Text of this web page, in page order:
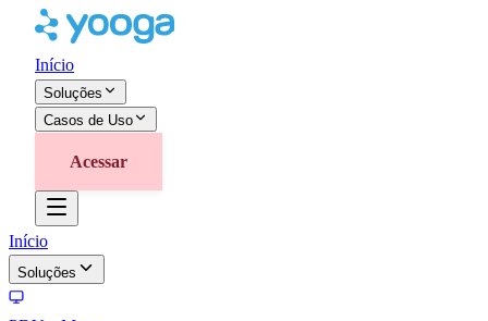
Início
Soluções
Casos de Uso
Acessar
Início
Soluções